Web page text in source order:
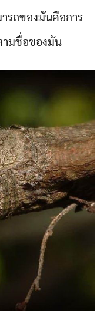
รถของมันคือการ
ามชื่อของมัน